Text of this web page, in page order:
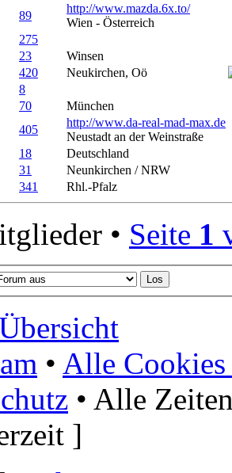
89
http://www.mazda.6x.to/
Wien - Österreich
275
23
Winsen
420
Neukirchen, Oö
8
70
München
405
http://www.da-real-mad-max.de
Neustadt an der Weinstraße
18
Deutschland
31
Neunkirchen / NRW
341 Rhl.-Pfalz
• Seite 1
• Alle Cookies
• Alle
]